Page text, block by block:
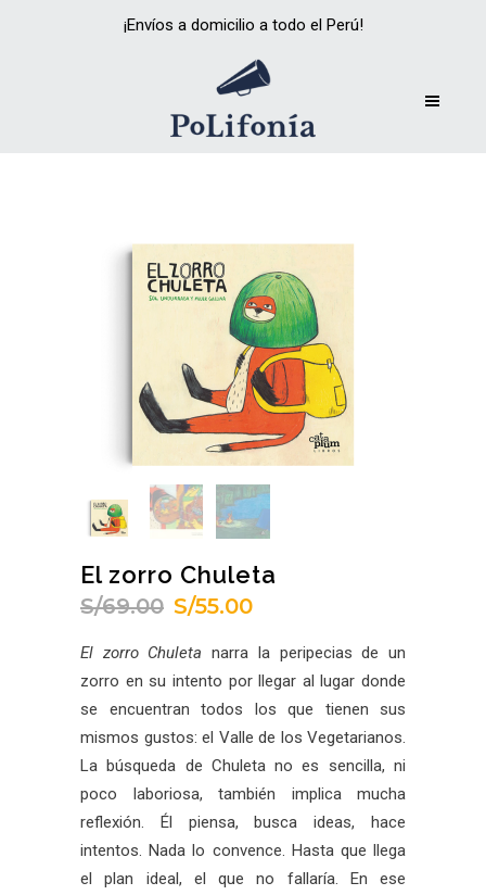
¡Envíos a domicilio a todo el Perú!
El zorro Chuleta
S/69.00 El
original
era:
S/69.00.
S/55.00El
actual
es:
S/55.00.
El zorro Chuleta narra la peripecias de un
zorro en su intento por llegar al lugar donde
se encuentran todos los que tienen sus
mismos gustos: el Valle de los Vegetarianos.
La búsqueda de Chuleta no es sencilla, ni
poco laboriosa, también implica mucha
reflexión. Él piensa, busca ideas, hace
intentos. Nada lo convence. Hasta que llega
el plan ideal, el que no fallaría. En ese